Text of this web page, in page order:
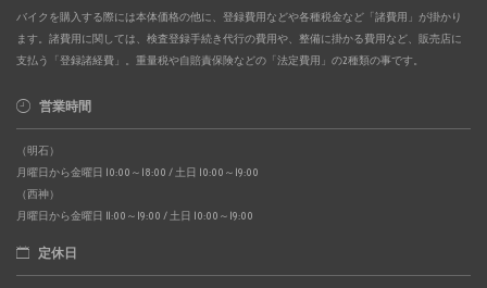
バイクを購入する際には本体価格の他に、登録費用などや各種税金など「諸費用」が掛かり
ます。諸費用に関しては、検査登録手続き代行の費用や、整備に掛かる費用など、販売店に
支払う「登録諸経費」。重量税や自賠責保険などの「法定費用」の2種類の事です。
営業時間
（明石）
月曜日から金曜日 10:00～18:00 / 土日 10:00～19:00
（西神）
月曜日から金曜日 11:00～19:00 / 土日 10:00～19:00
定休日